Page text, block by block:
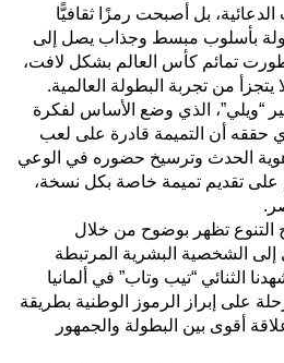
بل أصبحت رمزًا ثقافيًّا
بأسلوب مبسط وجذاب يصل إلى
تمائم كأس العالم بشكل لافت،
يتجزأ من تجربة البطولة العالمية.
حين ظهر الأسد الشهير “ويلي”، الذي وضع الأساس لفكرة
حققه أن التميمة قادرة على لعب
هوية الحدث وترسيخ حضوره في الوعي
على تقديم تميمة خاصة بكل نسخة،
عام 1970، بدأت ملامح التنوع تظهر بوضوح من خلال
إلى الشخصية البشرية المرتبطة
الثنائي “تيب وتاب” في ألمانيا
على إبراز الرموز الوطنية بطريقة
أقوى بين البطولة والجمهور